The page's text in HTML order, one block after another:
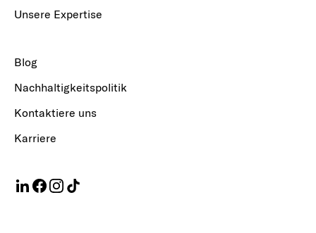
Unsere Expertise
Blog
Nachhaltigkeitspolitik
Kontaktiere uns
Karriere